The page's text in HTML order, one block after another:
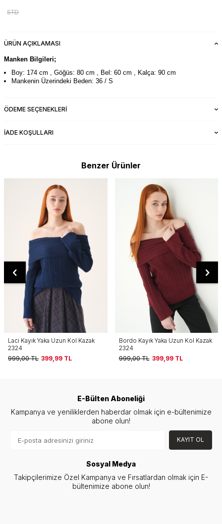
STD
ÜRÜN AÇIKLAMASI
Manken Bilgileri;
Boy: 174 cm , Göğüs: 80 cm , Bel: 60 cm , Kalça: 90 cm
Mankenin Üzerindeki Beden: 36 / S
ÖDEME SEÇENEKLERI
İADE KOŞULLARI
Benzer Ürünler
Bordo Kayık Yaka Uzun Kol Kazak
2324
999,00TL 399,99 TL
Yağ Yeşili Bisiklet Yaka Oversize
Kazak 2450
999,00TL 499,99 TL
E-Bülten Aboneliği
Kampanya ve yeniliklerden haberdar olmak için e-bültenimize
abone olun!
KAYIT OL
Sosyal Medya
Takipçilerimize Özel Kampanya ve Fırsatlardan olmak için E-
bültenimize abone olun!